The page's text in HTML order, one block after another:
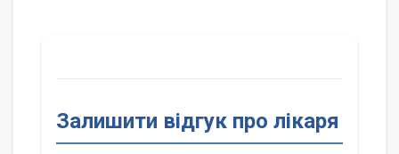
Залишити відгук про лікаря